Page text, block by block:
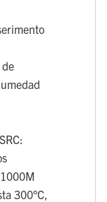
300°C,